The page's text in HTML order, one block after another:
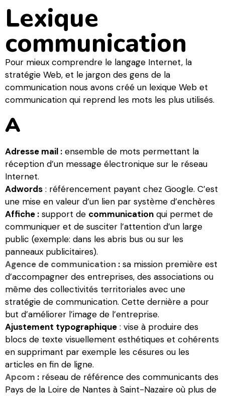
Lexique
communication​
Pour mieux comprendre le langage Internet, la
stratégie Web, et le jargon des gens de la
communication nous avons créé un lexique Web et
communication qui reprend les mots les plus utilisés.
A
Adresse mail : ensemble de mots permettant la
réception d’un message électronique sur le réseau
Internet.
Adwords : référencement payant chez Google. C’est
une mise en valeur d’un lien par système d’enchères
Affiche : support de communication qui permet de
communiquer et de susciter l’attention d’un large
public (exemple: dans les abris bus ou sur les
panneaux publicitaires).
Agence de communication : sa mission première est
d’accompagner des entreprises, des associations ou
même des collectivités territoriales avec une
stratégie de communication. Cette dernière a pour
but d’améliorer l’image de l’entreprise.
Ajustement typographique : vise à produire des
blocs de texte visuellement esthétiques et cohérents
en supprimant par exemple les césures ou les
articles en fin de ligne.
Apcom : réseau de référence des communicants des
Pays de la Loire de Nantes à Saint-Nazaire où plus de